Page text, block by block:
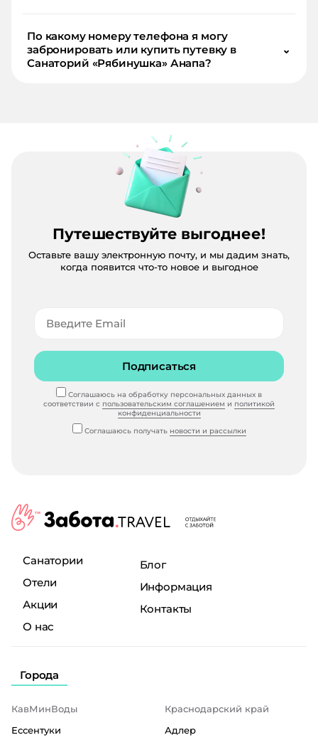
По какому номеру телефона я могу
забронировать или купить путевку в
Санаторий «Рябинушка» Анапа?
⌄
Путешествуйте выгоднее!
Оставьте вашу электронную почту, и мы дадим знать,
когда появится что-то новое и выгодное
Подписаться
Соглашаюсь на обработку персональных данных в
соответствии с пользовательским соглашением и политикой
конфиденциальности
Соглашаюсь получать новости и рассылки
Санатории
Отели
Акции
О нас
Блог
Информация
Контакты
Города
КавМинВоды
Ессентуки
Краснодарский край
Адлер